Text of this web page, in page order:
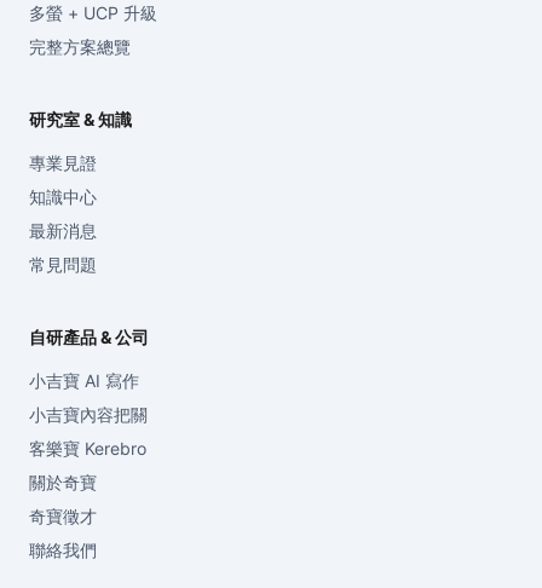
多螢 + UCP 升級
完整方案總覽
研究室 & 知識
專業見證
知識中心
最新消息
常見問題
自研產品 & 公司
小吉寶 AI 寫作
小吉寶內容把關
客樂寶 Kerebro
關於奇寶
奇寶徵才
聯絡我們